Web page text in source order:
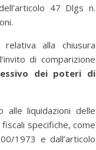
contabilità, Fisco …)
47 Dlgs n.
alla chiusura
di comparizione
dei poteri di
alle liquidazioni delle
specifiche, come
1973 e dall’articolo